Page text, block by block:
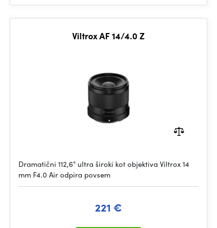
Viltrox AF 14/4.0 Z
Dramatični 112,6° ultra široki kot objektiva Viltrox 14
mm F4.0 Air odpira povsem
221 €